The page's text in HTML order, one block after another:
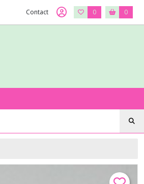
Contact 0 0